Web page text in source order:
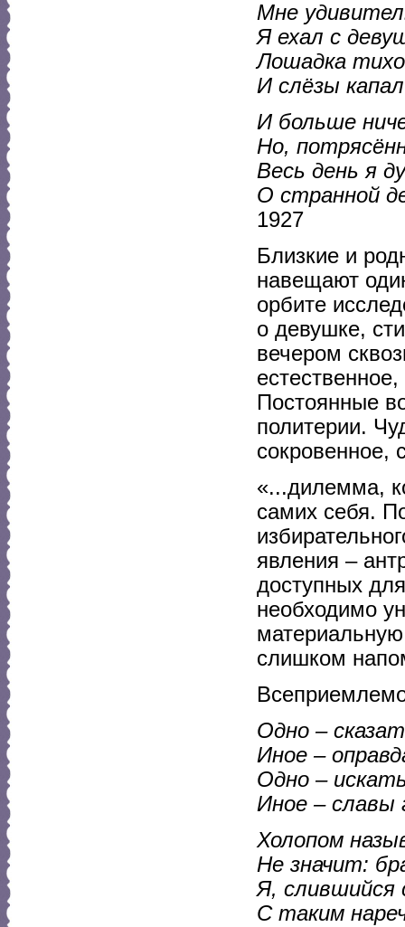
Мне
Я ехал с
Лошадка
И слёзы
И больше
Но,
Весь день я
О странной
1927
Близкие и
навещают
орбите
о девушке,
вечером
Постоянные
политерии.
сокровенное,
«...дилемма,
самих себя.
явления –
доступных
необходимо
слишком
Одно –
Иное –
Одно –
Иное – славы
Холопом
Не значит:
Я, слившийся
С таким